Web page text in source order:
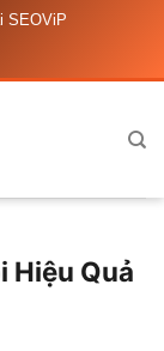
SEOViP
Hiệu Quả